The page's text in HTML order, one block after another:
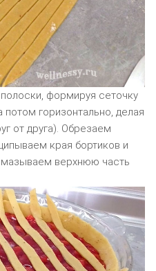
формируя сеточку
потом горизонтально, делая
от друга). Обрезаем
края бортиков и
верхнюю часть